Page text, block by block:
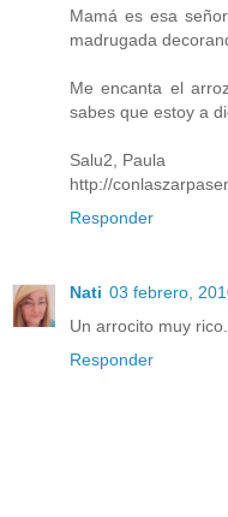
Mamá es esa
madrugada
Me encanta el
sabes que estoy a
Salu2, Paula
http://
Responder
Nati 03 febrero,
Un arrocito muy
Responder